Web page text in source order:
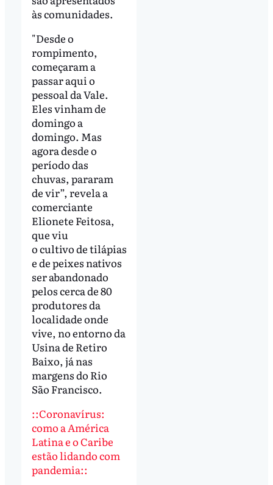
às comunidades.
"Desde o
rompimento,
começaram a
passar aqui o
pessoal da Vale.
Eles vinham de
domingo a
domingo. Mas
agora desde o
período das
chuvas, pararam
de vir”, revela a
comerciante
Elionete Feitosa,
que viu
o cultivo de tilápias
e de peixes nativos
ser abandonado
pelos cerca de 80
produtores da
localidade onde
vive, no entorno da
Usina de Retiro
Baixo, já nas
margens do Rio
São Francisco.
::Coronavírus:
como a América
Latina e o Caribe
estão lidando com
pandemia::